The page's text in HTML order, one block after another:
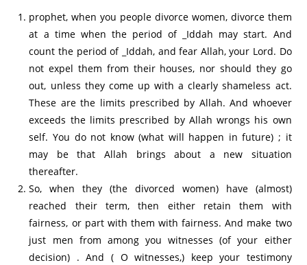
prophet, when you people divorce women, divorce them
at a time when the period of _Iddah may start. And
count the period of _Iddah, and fear Allah, your Lord. Do
not expel them from their houses, nor should they go
out, unless they come up with a clearly shameless act.
These are the limits prescribed by Allah. And whoever
exceeds the limits prescribed by Allah wrongs his own
self. You do not know (what will happen in future) ; it
may be that Allah brings about a new situation
thereafter.
So, when they (the divorced women) have (almost)
reached their term, then either retain them with
fairness, or part with them with fairness. And make two
just men from among you witnesses (of your either
decision) . And ( O witnesses,) keep your testimony